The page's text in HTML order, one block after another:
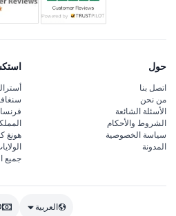
حول
اتصل بنا
من نحن
الأسئلة الشائعة
الشروط والأحكام
سياسة الخصوصية
المدونة
فرنسا
هونغ
جميع
العربية